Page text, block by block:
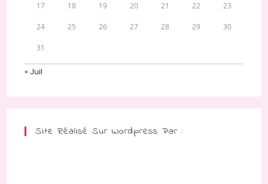
17 18 19 20 21 22 23
24 25 26 27 28 29 30
31
« Juil
Site Réalisé Sur Wordpress Par :